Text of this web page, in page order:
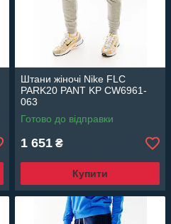
Штани жіночі Nike FLC
PARK20 PANT KP CW6961-
063
Готово до відправки
1 651 ₴
Купити